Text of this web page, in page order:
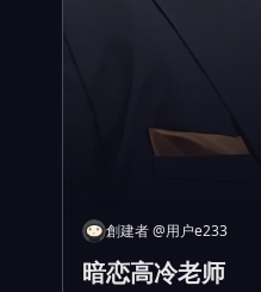
創建者@用户e233
暗恋高冷老师